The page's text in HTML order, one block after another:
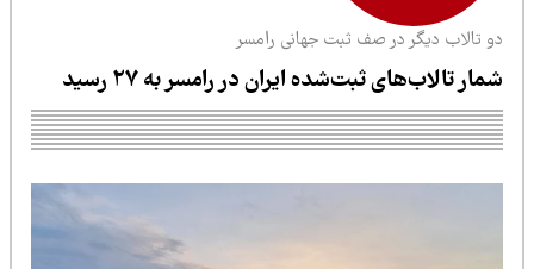
تالاب دیگر در صف ثبت جهانی رامسر
تالاب‌های ثبت‌شده ایران در رامسر به ۲۷ رسید